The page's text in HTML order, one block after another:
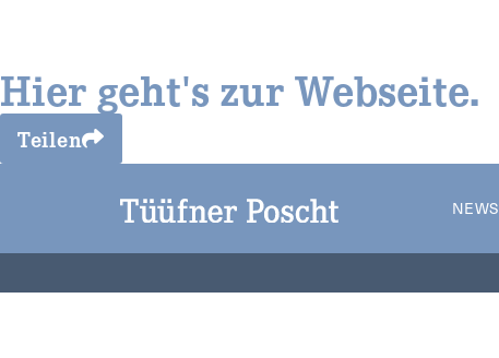
Hier geht's zur Webseite.
Teilen
NEWS